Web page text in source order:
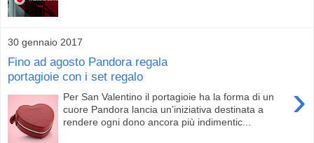
30 gennaio 2017
Fino ad agosto Pandora regala
portagioie con i set regalo
›
Per San Valentino il portagioie ha la forma di un
cuore Pandora lancia un’iniziativa destinata a
rendere ogni dono ancora più indimentic...